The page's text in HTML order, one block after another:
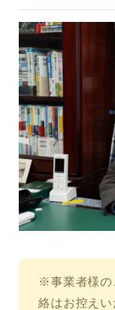
※事業者様の
絡はお控えい